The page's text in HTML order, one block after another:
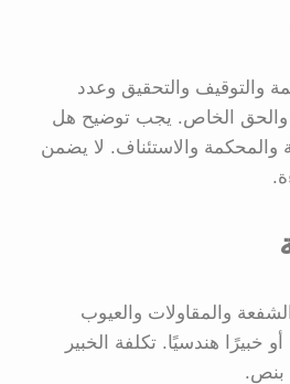
والتوقيف والتحقيق وعدد
والحق الخاص. يجب توضيح هل
والمحكمة والاستئناف. لا يضمن
والمقاولات والعيوب
خبيرًا هندسيًا. تكلفة الخبير
بنص.